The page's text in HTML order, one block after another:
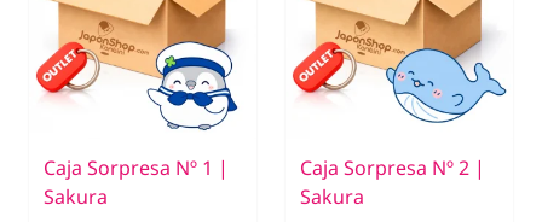
Caja Sorpresa Nº 1 |
Sakura
Caja Sorpresa Nº 2 |
Sakura